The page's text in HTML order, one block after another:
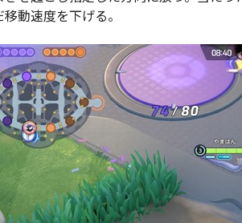
移動速度を下げる。